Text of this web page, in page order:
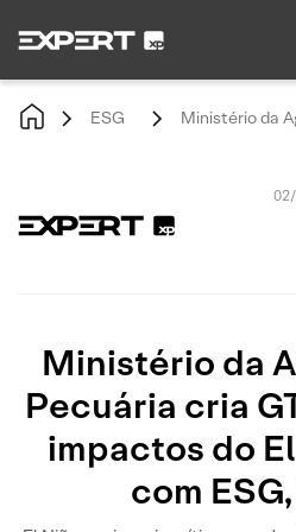
ESG Ministério da
Ministério da
Pecuária cria
impactos do
com